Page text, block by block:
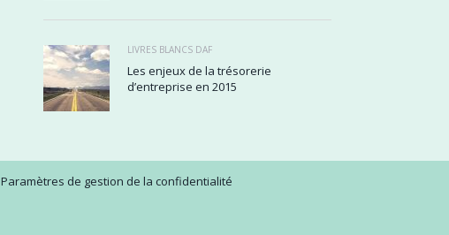
LIVRES BLANCS DAF
Les enjeux de la trésorerie
d’entreprise en 2015
Paramètres de gestion de la confidentialité